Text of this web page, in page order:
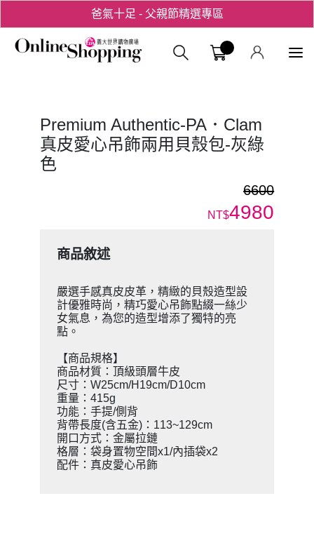
爸氣十足 - 父親節精選專區
用心愛你！七夕星選禮遇！義大購物
Premium Authentic-PA．Clam
真皮愛心吊飾兩用貝殼包-灰綠
色
6600
NT$4980
商品敘述
嚴選手感真皮皮革，精緻的貝殼造型設
計優雅時尚，精巧愛心吊飾點綴一絲少
女氣息，為您的造型增添了獨特的亮
點。
【商品規格】
商品材質：頂級頭層牛皮
尺寸：W25cm/H19cm/D10cm
重量：415g
功能：手提/側背
背帶長度(含五金)：113~129cm
開口方式：金屬拉鏈
格層：袋身置物空間x1/內插袋x2
配件：真皮愛心吊飾